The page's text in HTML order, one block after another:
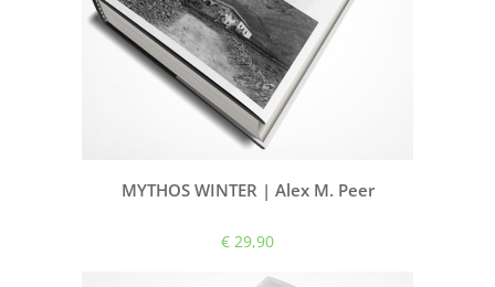
MYTHOS WINTER | Alex M. Peer
€ 29,90